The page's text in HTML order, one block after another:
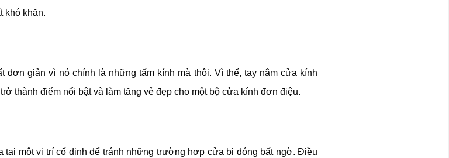
khó khăn.
giản vì nó chính là những tấm kính mà thôi. Vì thế, tay nắm cửa kính
thành điểm nổi bật và làm tăng vẻ đẹp cho một bộ cửa kính đơn điệu.
một vị trí cố định để tránh những trường hợp cửa bị đóng bất ngờ. Điều